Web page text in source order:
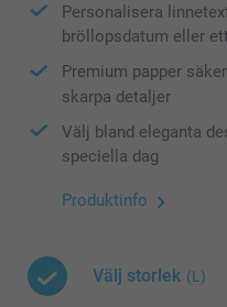
Personalisera
bröllopsdatum eller
Premium papper
skarpa detaljer
Välj bland eleganta
speciella dag
Produktinfo
Välj storlek (L)